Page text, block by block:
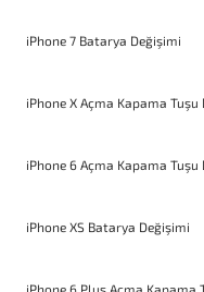
iPhone 7 Batarya Değişimi
iPhone X Açma Kapama Tuşu
iPhone 6 Açma Kapama Tuşu
iPhone XS Batarya Değişimi
iPhone 6 Plus Açma Kapama